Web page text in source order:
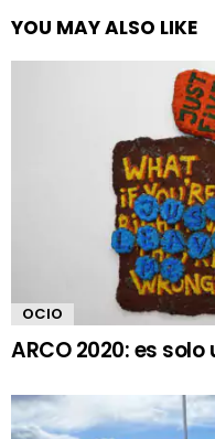
YOU MAY ALSO LIKE
OCIO
ARCO 2020: es